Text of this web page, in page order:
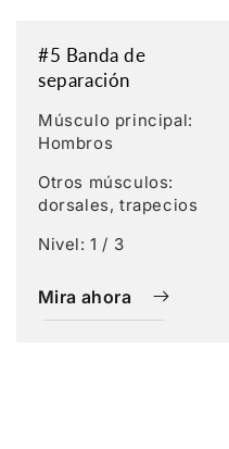
#5 Banda de
separación
Músculo principal:
Hombros
Otros músculos:
dorsales, trapecios
Nivel: 1 / 3
Mira ahora